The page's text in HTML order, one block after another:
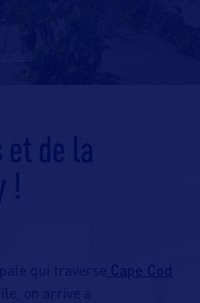
de la
qui traverse Cape Cod
on arrive à